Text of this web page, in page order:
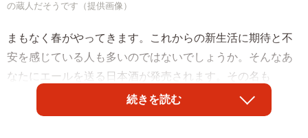
の蔵人だそうです（提供画像）
まもなく春がやってきます。これからの新生活に期待と不
安を感じている人も多いのではないでしょうか。そんなあ
なたにエールを送る日本酒が発売されます。その名も
「2021新人専用日本酒 新人」です。
続きを読む